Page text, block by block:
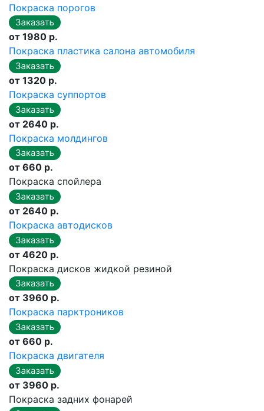
Покраска порогов
от 1980 р.
Покраска пластика салона автомобиля
от 1320 р.
Покраска суппортов
от 2640 р.
Покраска молдингов
от 660 р.
Покраска спойлера
от 2640 р.
Покраска автодисков
от 4620 р.
Покраска дисков жидкой резиной
от 3960 р.
Покраска парктроников
от 660 р.
Покраска двигателя
от 3960 р.
Покраска задних фонарей